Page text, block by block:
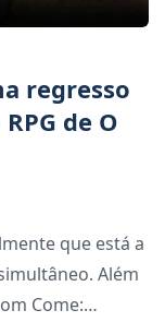
regresso
de O
que está a
Além
Come: